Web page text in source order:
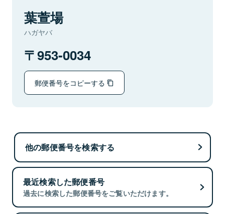
葉萱場
ハガヤバ
953-0034
郵便番号をコピーする
他の郵便番号を検索する
最近検索した郵便番号
過去に検索した郵便番号をご覧いただけます。